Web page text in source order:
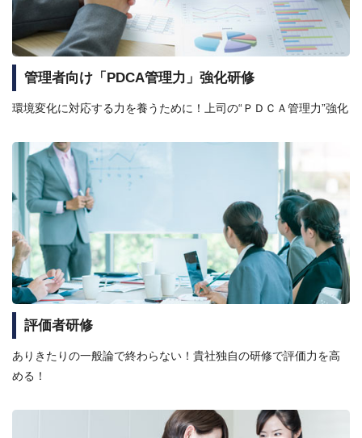
管理者向け「PDCA管理力」強化研修
環境変化に対応する力を養うために！上司の“ＰＤＣＡ管理力”強化
評価者研修
ありきたりの一般論で終わらない！貴社独自の研修で評価力を高
める！